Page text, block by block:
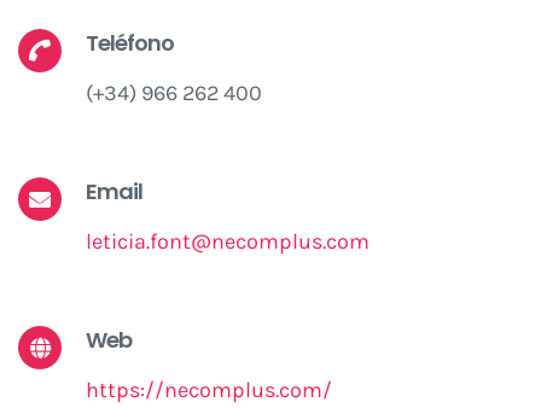
Teléfono
(+34) 966 262 400
Email
leticia.font@necomplus.com
Web
https://necomplus.com/